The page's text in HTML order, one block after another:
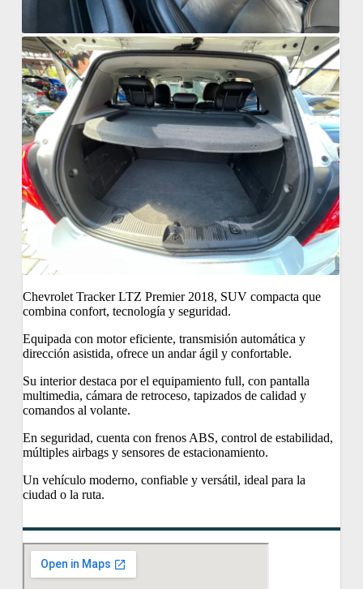
Chevrolet Tracker LTZ Premier 2018, SUV compacta que
combina confort, tecnología y seguridad.
Equipada con motor eficiente, transmisión automática y
dirección asistida, ofrece un andar ágil y confortable.
Su interior destaca por el equipamiento full, con pantalla
multimedia, cámara de retroceso, tapizados de calidad y
comandos al volante.
En seguridad, cuenta con frenos ABS, control de estabilidad,
múltiples airbags y sensores de estacionamiento.
Un vehículo moderno, confiable y versátil, ideal para la
ciudad o la ruta.